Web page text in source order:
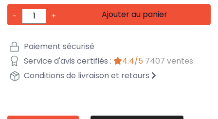
- + Ajouter au panier
Paiement sécurisé
Service d'avis certifiés :
4.4/5 7407 ventes
Conditions de livraison et retours